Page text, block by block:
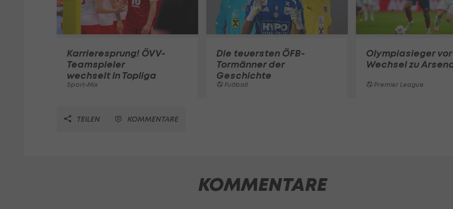
Karrieresprung! ÖVV-
Teamspieler
wechselt in Topliga
Sport-Mix
Die teuersten ÖFB-
Tormänner der
Geschichte
Fußball
Olympiasieger vor
Wechsel zu
Premier League
TEILEN KOMMENTARE
KOMMENTARE